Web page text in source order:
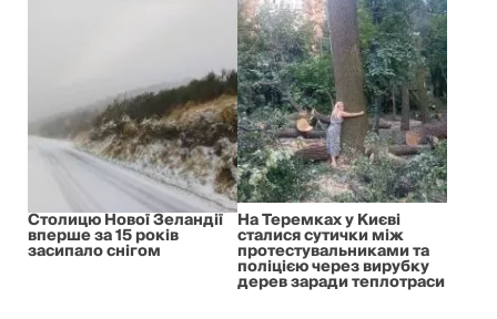
Столицю Нової Зеландії
вперше за 15 років
засипало снігом
На Теремках у Києві
сталися сутички між
протестувальниками та
поліцією через вирубку
дерев заради теплотраси